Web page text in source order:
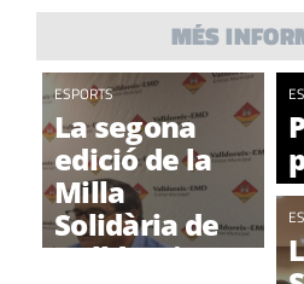
MÉS
ESPORTS
La segona
edició de la
Milla
Solidària de
Valldoreix